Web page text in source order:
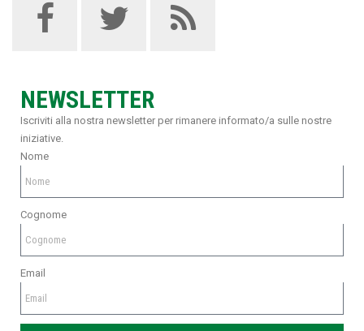
NEWSLETTER
Iscriviti alla nostra newsletter per rimanere informato/a sulle nostre
iniziative.
Nome
Cognome
Email